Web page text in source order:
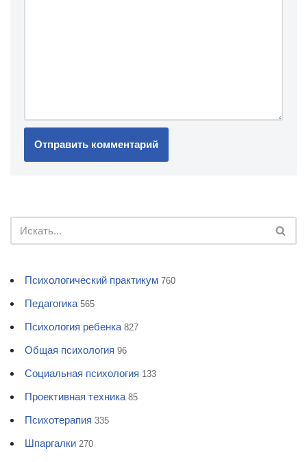
Психологический практикум 760
Педагогика 565
Психология ребенка 827
Общая психология 96
Социальная психология 133
Проективная техника 85
Психотерапия 335
Шпаргалки 270